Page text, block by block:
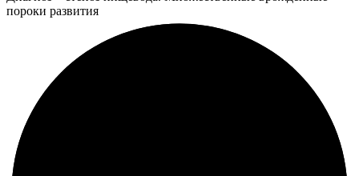
пороки развития